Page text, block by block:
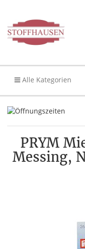
Alle Kategorien
PRYM
Messing,